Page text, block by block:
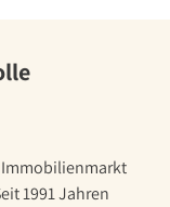
1991 Jahren